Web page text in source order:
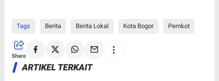
Tags Berita Berita Lokal Kota Bogor Pemkot
Share
ARTIKEL TERKAIT